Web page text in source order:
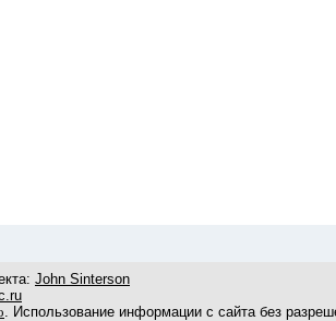
John Sinterson
. Использование информации с сайта без